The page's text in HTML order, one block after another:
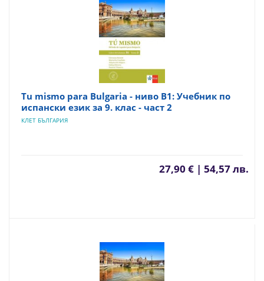
Tu mismo para Bulgaria - ниво B1: Учебник по
испански език за 9. клас - част 2
КЛЕТ БЪЛГАРИЯ
27,90 € | 54,57 лв.